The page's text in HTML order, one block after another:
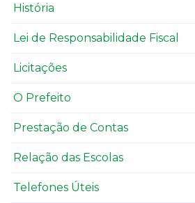
História
Lei de Responsabilidade Fiscal
Licitações
O Prefeito
Prestação de Contas
Relação das Escolas
Telefones Úteis